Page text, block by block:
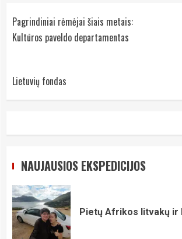
Pagrindiniai rėmėjai šiais metais:
Kultūros paveldo departamentas
Lietuvių fondas
NAUJAUSIOS EKSPEDICIJOS
Pietų Afrikos litvakų ir